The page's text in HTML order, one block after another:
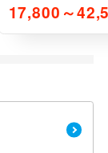
17,800～